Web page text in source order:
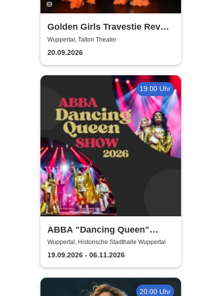
Golden Girls Travestie Revue
- Die neue Show: Glanzvolle
Augenblicke
Wuppertal, Talton Theater
20.09.2026
19:00 Uhr
ABBA "Dancing Queen"
Show 2026
Wuppertal, Historische Stadthalle Wuppertal
19.09.2026 - 06.11.2026
20:00 Uhr